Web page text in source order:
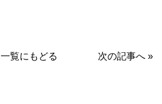
一覧にもどる 次の記事へ »